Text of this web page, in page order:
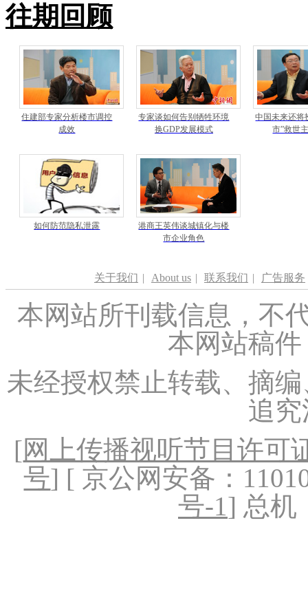
往期回顾
住建部专家分析楼市调控
成效
专家谈如何告别牺牲环境
换GDP发展模式
中国未来还将
市”救世
如何防范隐私泄露
港商王英伟谈城镇化与楼
市企业角色
关于我们 | About us | 联系我们 | 广告服务
本网站所刊载信息，不
本网站稿
未经授权禁止转载、摘
追
[网上传播视听节目许可
号] [ 京公网安备：
号-1] 总机